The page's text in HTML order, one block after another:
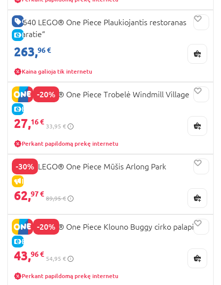
GERA KAINA
E-KAINA
75640 LEGO® One Piece Plaukiojantis restoranas
„Baratie“
263,96 €
Kaina galioja tik internetu
-20%
E-KAINA
75636 LEGO® One Piece Trobelė Windmill Village
27,16 €
33,95 €
Perkant papildomą prekę internetu
-30%
IŠPARDAVIMAS
75638 LEGO® One Piece Mūšis Arlong Park
62,97 €
89,95 €
-20%
E-KAINA
75637 LEGO® One Piece Klouno Buggy cirko palapinė
43,96 €
54,95 €
Perkant papildomą prekę internetu